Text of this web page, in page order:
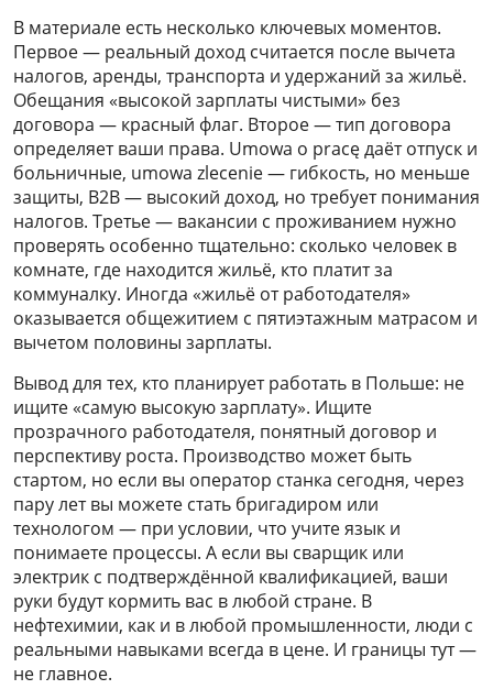
В материале есть несколько ключевых моментов.
Первое — реальный доход считается после вычета
налогов, аренды, транспорта и удержаний за жильё.
Обещания «высокой зарплаты чистыми» без
договора — красный флаг. Второе — тип договора
определяет ваши права. Umowa o pracę даёт отпуск и
больничные, umowa zlecenie — гибкость, но меньше
защиты, B2B — высокий доход, но требует понимания
налогов. Третье — вакансии с проживанием нужно
проверять особенно тщательно: сколько человек в
комнате, где находится жильё, кто платит за
коммуналку. Иногда «жильё от работодателя»
оказывается общежитием с пятиэтажным матрасом и
вычетом половины зарплаты.
Вывод для тех, кто планирует работать в Польше: не
ищите «самую высокую зарплату». Ищите
прозрачного работодателя, понятный договор и
перспективу роста. Производство может быть
стартом, но если вы оператор станка сегодня, через
пару лет вы можете стать бригадиром или
технологом — при условии, что учите язык и
понимаете процессы. А если вы сварщик или
электрик с подтверждённой квалификацией, ваши
руки будут кормить вас в любой стране. В
нефтехимии, как и в любой промышленности, люди с
реальными навыками всегда в цене. И границы тут —
не главное.